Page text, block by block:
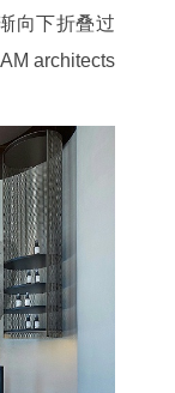
向下折叠过
architects